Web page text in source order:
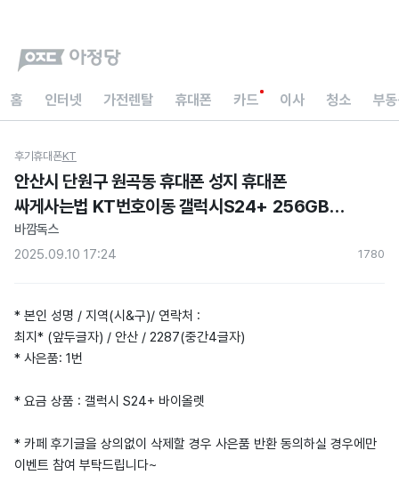
홈 인터넷 가전렌탈 휴대폰 카드 이사 청소 부
후기휴대폰KT
안산시 단원구 원곡동 휴대폰 성지 휴대폰
싸게사는법 KT번호이동 갤럭시S24+ 256GB
바이올렛 현금지원 아정당 내돈내산 후기)
바깜독스
2025.09.10 17:24
1780
* 본인 성명 / 지역(시&구)/ 연락처 :
최지* (앞두글자) / 안산 / 2287(중간4글자)
* 사은품: 1번
* 요금 상품 : 갤럭시 S24+ 바이올렛
* 카페 후기글을 상의없이 삭제할 경우 사은품 반환 동의하실 경우에만
이벤트 참여 부탁드립니다~